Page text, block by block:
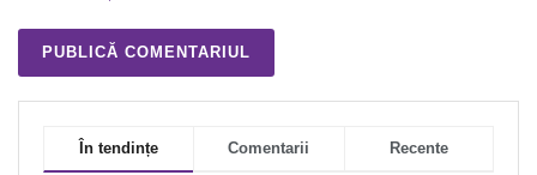
În tendințe Comentarii Recente